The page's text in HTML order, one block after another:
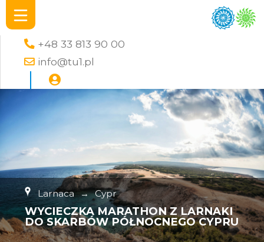
+48 33 813 90 00
info@tu1.pl
Larnaca → Cypr
WYCIECZKA MARATHON Z LARNAKI
DO SKARBÓW PÓŁNOCNEGO CYPRU